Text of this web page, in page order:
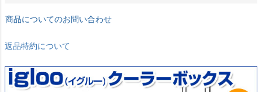
商品についてのお問い合わせ
返品特約について